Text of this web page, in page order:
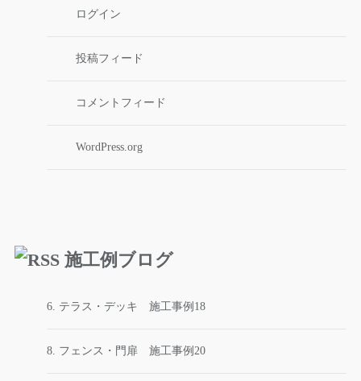
ログイン
投稿フィード
コメントフィード
WordPress.org
施工例ブログ
6. テラス・デッキ 施工事例18
8. フェンス・門扉 施工事例20